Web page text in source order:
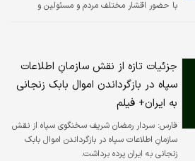
با حضور اقشار مختلف مردم و مسئولین و
جزئیات تازه از نقش سازمانِ اطلاعات
سپاه در بازگرداندن اموال بابک زنجانی
به ایران+ فیلم
فارس: سردار رمضان شریف سخنگوی سپاه از نقش
سازمانِ اطلاعات سپاه در بازگرداندن اموال بابک
زنجانی به ایران پرده برداشت.